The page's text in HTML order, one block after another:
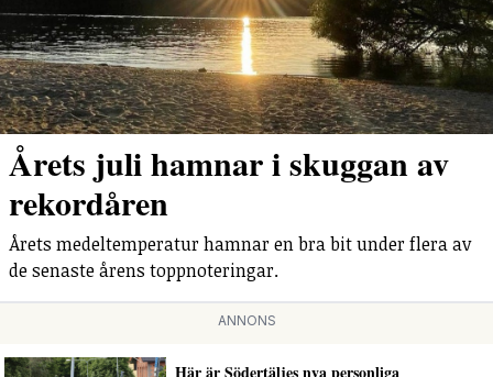
Årets juli hamnar i skuggan av
rekordåren
Årets medeltemperatur hamnar en bra bit under flera av
de senaste årens toppnoteringar.
ANNONS
Här är Södertäljes nya personliga